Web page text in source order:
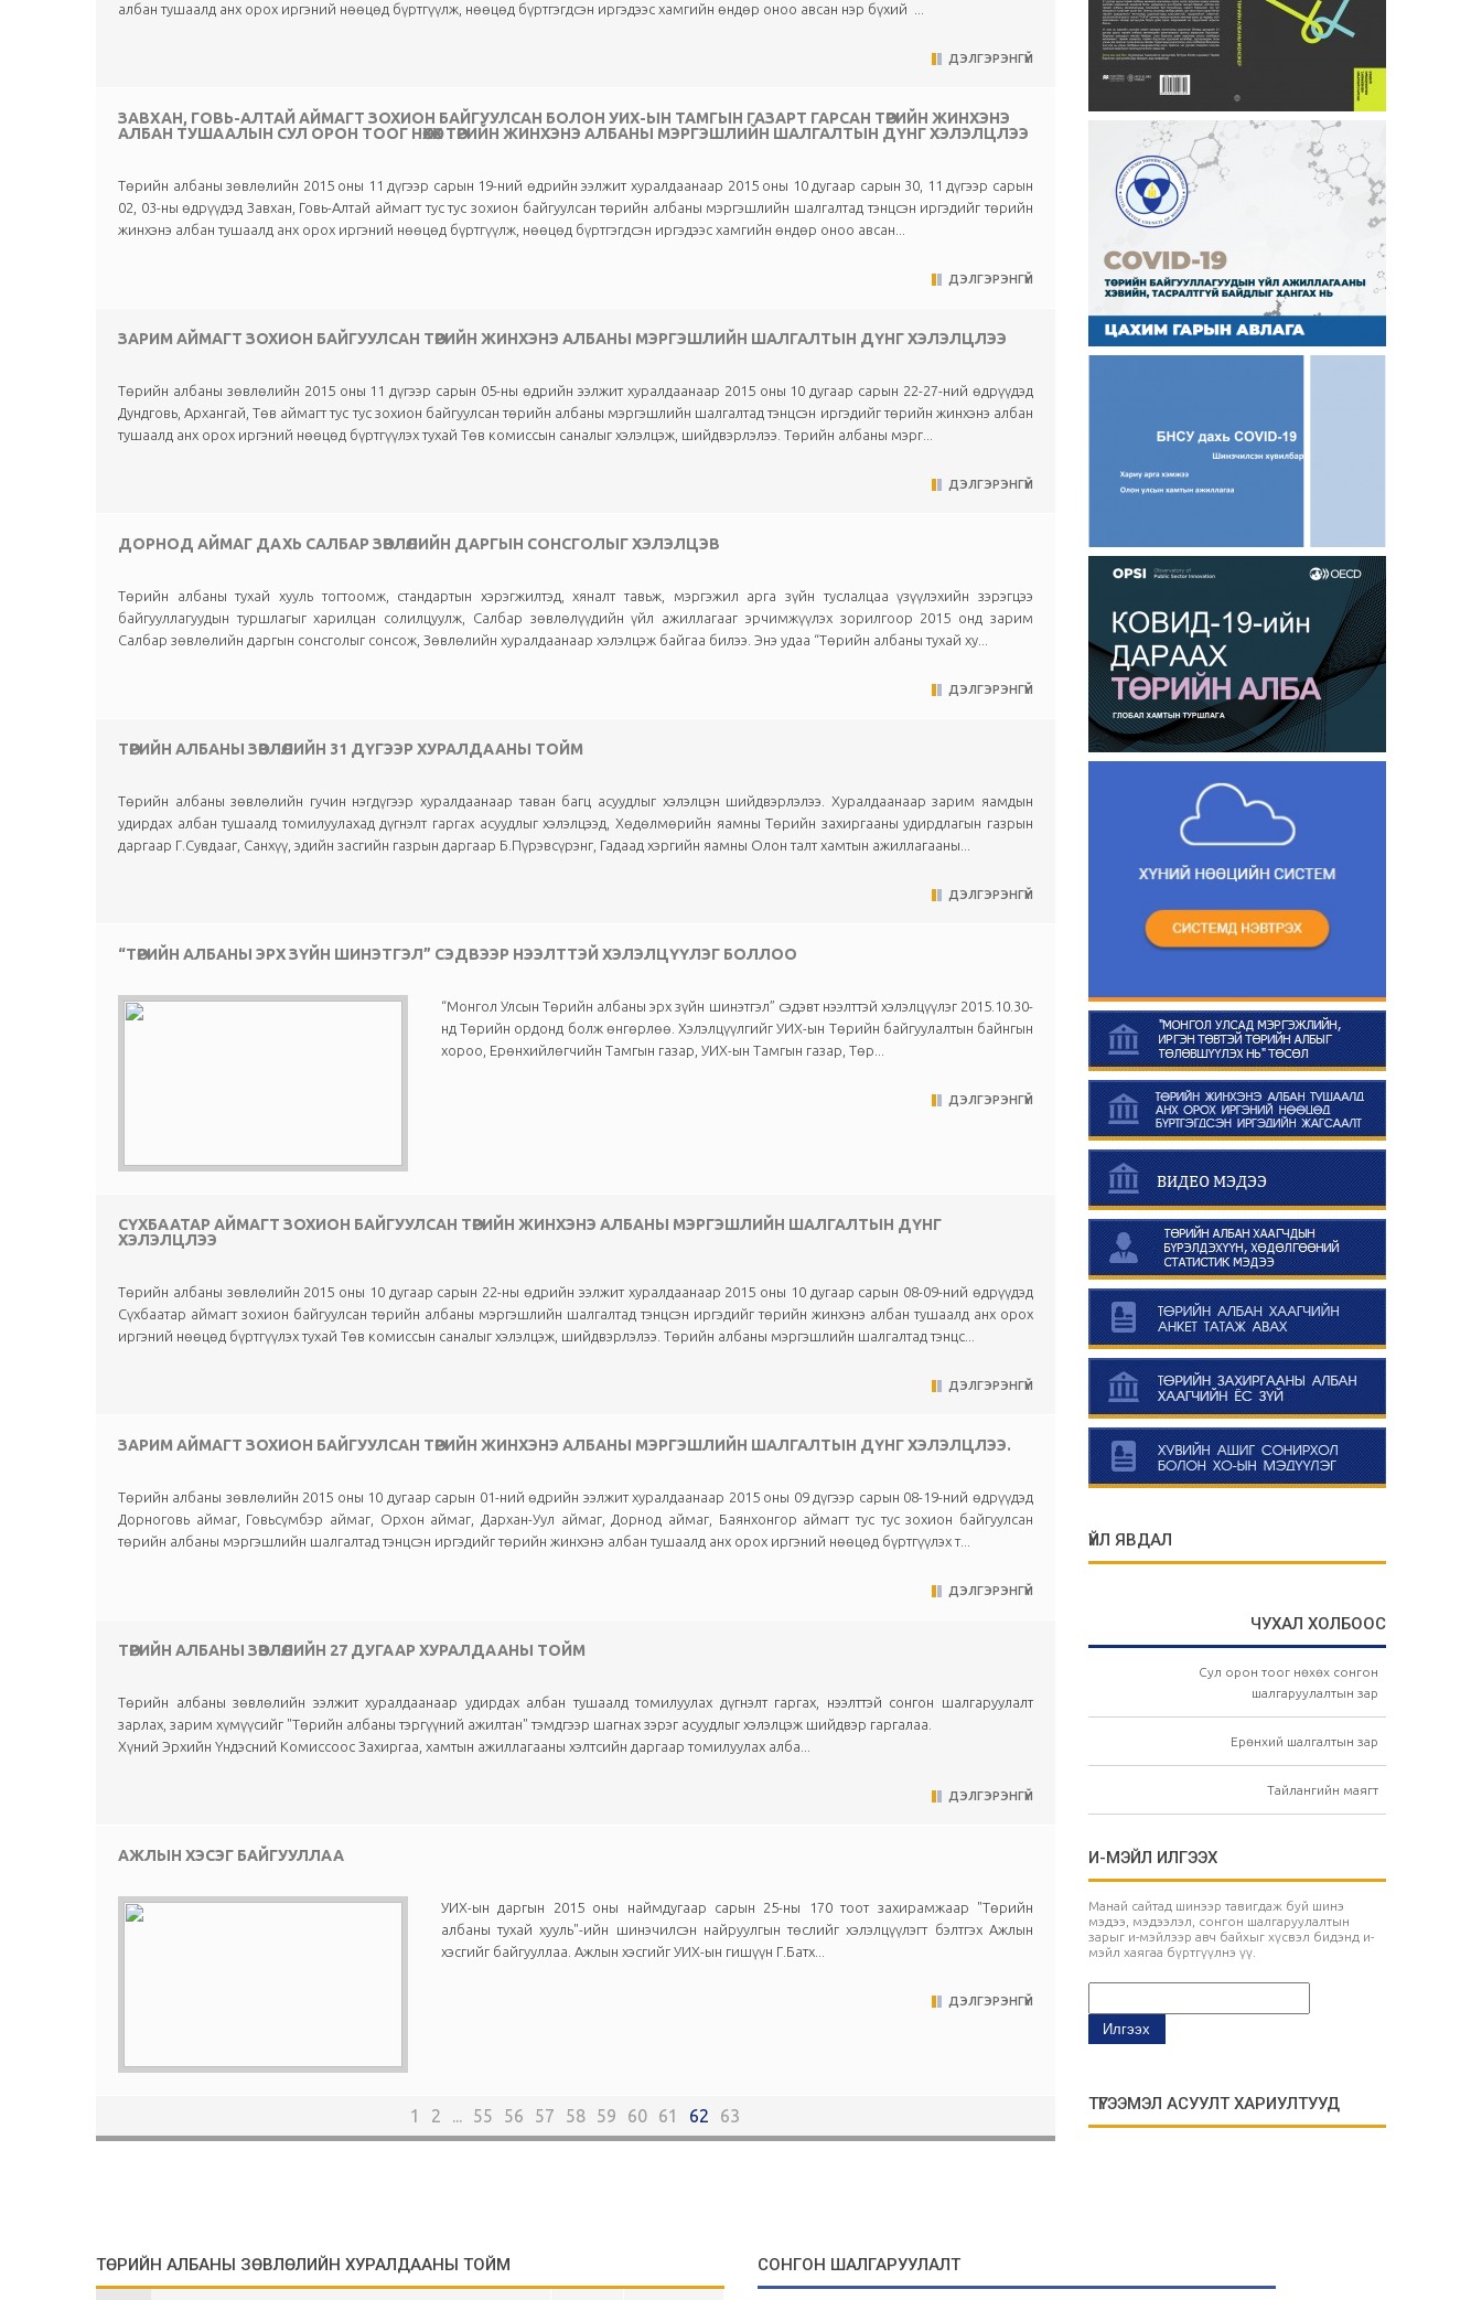
албан тушаалд анх орох иргэний нөөцөд бүртгүүлж, нөөцөд бүртгэгдсэн иргэдээс хамгийн өндөр оноо авсан нэр бүхий ...
ДЭЛГЭРЭНГҮЙ
ЗАВХАН, ГОВЬ-АЛТАЙ АЙМАГТ ЗОХИОН БАЙГУУЛСАН БОЛОН УИХ-ЫН ТАМГЫН ГАЗАРТ ГАРСАН ТӨРИЙН ЖИНХЭНЭ
АЛБАН ТУШААЛЫН СУЛ ОРОН ТООГ НӨХӨХ ТӨРИЙН ЖИНХЭНЭ АЛБАНЫ МЭРГЭШЛИЙН ШАЛГАЛТЫН ДҮНГ ХЭЛЭЛЦЛЭЭ
Төрийн албаны зөвлөлийн 2015 оны 11 дүгээр сарын 19-ний өдрийн ээлжит хуралдаанаар 2015 оны 10 дугаар сарын 30, 11 дүгээр сарын
02, 03-ны өдрүүдэд Завхан, Говь-Алтай аймагт тус тус зохион байгуулсан төрийн албаны мэргэшлийн шалгалтад тэнцсэн иргэдийг төрийн
жинхэнэ албан тушаалд анх орох иргэний нөөцөд бүртгүүлж, нөөцөд бүртгэгдсэн иргэдээс хамгийн өндөр оноо авсан...
ДЭЛГЭРЭНГҮЙ
ЗАРИМ АЙМАГТ ЗОХИОН БАЙГУУЛСАН ТӨРИЙН ЖИНХЭНЭ АЛБАНЫ МЭРГЭШЛИЙН ШАЛГАЛТЫН ДҮНГ ХЭЛЭЛЦЛЭЭ
Төрийн албаны зөвлөлийн 2015 оны 11 дүгээр сарын 05-ны өдрийн ээлжит хуралдаанаар 2015 оны 10 дугаар сарын 22-27-ний өдрүүдэд
Дундговь, Архангай, Төв аймагт тус тус зохион байгуулсан төрийн албаны мэргэшлийн шалгалтад тэнцсэн иргэдийг төрийн жинхэнэ албан
тушаалд анх орох иргэний нөөцөд бүртгүүлэх тухай Төв комиссын саналыг хэлэлцэж, шийдвэрлэлээ. Төрийн албаны мэрг...
ДЭЛГЭРЭНГҮЙ
ДОРНОД АЙМАГ ДАХЬ САЛБАР ЗӨВЛӨЛИЙН ДАРГЫН СОНСГОЛЫГ ХЭЛЭЛЦЭВ
Төрийн албаны тухай хууль тогтоомж, стандартын хэрэгжилтэд, хяналт тавьж, мэргэжил арга зүйн туслалцаа үзүүлэхийн зэрэгцээ
байгууллагуудын туршлагыг харилцан солилцуулж, Салбар зөвлөлүүдийн үйл ажиллагааг эрчимжүүлэх зорилгоор 2015 онд зарим
Салбар зөвлөлийн даргын сонсголыг сонсож, Зөвлөлийн хуралдаанаар хэлэлцэж байгаа билээ. Энэ удаа “Төрийн албаны тухай ху...
ДЭЛГЭРЭНГҮЙ
ТӨРИЙН АЛБАНЫ ЗӨВЛӨЛИЙН 31 ДҮГЭЭР ХУРАЛДААНЫ ТОЙМ
Төрийн албаны зөвлөлийн гучин нэгдүгээр хуралдаанаар таван багц асуудлыг хэлэлцэн шийдвэрлэлээ. Хуралдаанаар зарим яамдын
удирдах албан тушаалд томилуулахад дүгнэлт гаргах асуудлыг хэлэлцээд, Хөдөлмөрийн яамны Төрийн захиргааны удирдлагын газрын
даргаар Г.Сувдааг, Санхүү, эдийн засгийн газрын даргаар Б.Пүрэвсүрэнг, Гадаад хэргийн яамны Олон талт хамтын ажиллагааны...
ДЭЛГЭРЭНГҮЙ
“ТӨРИЙН АЛБАНЫ ЭРХ ЗҮЙН ШИНЭТГЭЛ” СЭДВЭЭР НЭЭЛТТЭЙ ХЭЛЭЛЦҮҮЛЭГ БОЛЛОО
“Монгол Улсын Төрийн албаны эрх зүйн шинэтгэл” сэдэвт нээлттэй хэлэлцүүлэг 2015.10.30-
нд Төрийн ордонд болж өнгөрлөө. Хэлэлцүүлгийг УИХ-ын Төрийн байгуулалтын байнгын
хороо, Ерөнхийлөгчийн Тамгын газар, УИХ-ын Тамгын газар, Төр...
ДЭЛГЭРЭНГҮЙ
СҮХБААТАР АЙМАГТ ЗОХИОН БАЙГУУЛСАН ТӨРИЙН ЖИНХЭНЭ АЛБАНЫ МЭРГЭШЛИЙН ШАЛГАЛТЫН ДҮНГ
ХЭЛЭЛЦЛЭЭ
Төрийн албаны зөвлөлийн 2015 оны 10 дугаар сарын 22-ны өдрийн ээлжит хуралдаанаар 2015 оны 10 дугаар сарын 08-09-ний өдрүүдэд
Сүхбаатар аймагт зохион байгуулсан төрийн албаны мэргэшлийн шалгалтад тэнцсэн иргэдийг төрийн жинхэнэ албан тушаалд анх орох
иргэний нөөцөд бүртгүүлэх тухай Төв комиссын саналыг хэлэлцэж, шийдвэрлэлээ. Төрийн албаны мэргэшлийн шалгалтад тэнцс...
ДЭЛГЭРЭНГҮЙ
ЗАРИМ АЙМАГТ ЗОХИОН БАЙГУУЛСАН ТӨРИЙН ЖИНХЭНЭ АЛБАНЫ МЭРГЭШЛИЙН ШАЛГАЛТЫН ДҮНГ ХЭЛЭЛЦЛЭЭ.
Төрийн албаны зөвлөлийн 2015 оны 10 дугаар сарын 01-ний өдрийн ээлжит хуралдаанаар 2015 оны 09 дүгээр сарын 08-19-ний өдрүүдэд
Дорноговь аймаг, Говьсүмбэр аймаг, Орхон аймаг, Дархан-Уул аймаг, Дорнод аймаг, Баянхонгор аймагт тус тус зохион байгуулсан
төрийн албаны мэргэшлийн шалгалтад тэнцсэн иргэдийг төрийн жинхэнэ албан тушаалд анх орох иргэний нөөцөд бүртгүүлэх т...
ДЭЛГЭРЭНГҮЙ
ТӨРИЙН АЛБАНЫ ЗӨВЛӨЛИЙН 27 ДУГААР ХУРАЛДААНЫ ТОЙМ
Төрийн албаны зөвлөлийн ээлжит хуралдаанаар удирдах албан тушаалд томилуулах дүгнэлт гаргах, нээлттэй сонгон шалгаруулалт
зарлах, зарим хүмүүсийг "Төрийн албаны тэргүүний ажилтан" тэмдгээр шагнах зэрэг асуудлыг хэлэлцэж шийдвэр гаргалаа.
Хүний Эрхийн Үндэсний Комиссоос Захиргаа, хамтын ажиллагааны хэлтсийн даргаар томилуулах алба...
ДЭЛГЭРЭНГҮЙ
АЖЛЫН ХЭСЭГ БАЙГУУЛЛАА
УИХ-ын даргын 2015 оны наймдугаар сарын 25-ны 170 тоот захирамжаар "Төрийн
албаны тухай хууль"-ийн шинэчилсэн найруулгын төслийг хэлэлцүүлэгт бэлтгэх Ажлын
хэсгийг байгууллаа. Ажлын хэсгийг УИХ-ын гишүүн Г.Батх...
ДЭЛГЭРЭНГҮЙ
1 2 ... 55 56 57 58 59 60 61 62 63
ҮЙЛ ЯВДАЛ
ЧУХАЛ ХОЛБООС
Сул орон тоог нөхөх сонгон
шалгаруулалтын зар
Ерөнхий шалгалтын зар
Тайлангийн маягт
И-МЭЙЛ ИЛГЭЭХ
Манай сайтад шинээр тавигдаж буй шинэ
мэдээ, мэдээлэл, сонгон шалгаруулалтын
зарыг и-мэйлээр авч байхыг хүсвэл бидэнд и-
мэйл хаягаа бүртгүүлнэ үү.
ТҮГЭЭМЭЛ АСУУЛТ ХАРИУЛТУУД
ТӨРИЙН АЛБАНЫ ЗӨВЛӨЛИЙН ХУРАЛДААНЫ ТОЙМ СОНГОН ШАЛГАРУУЛАЛТ